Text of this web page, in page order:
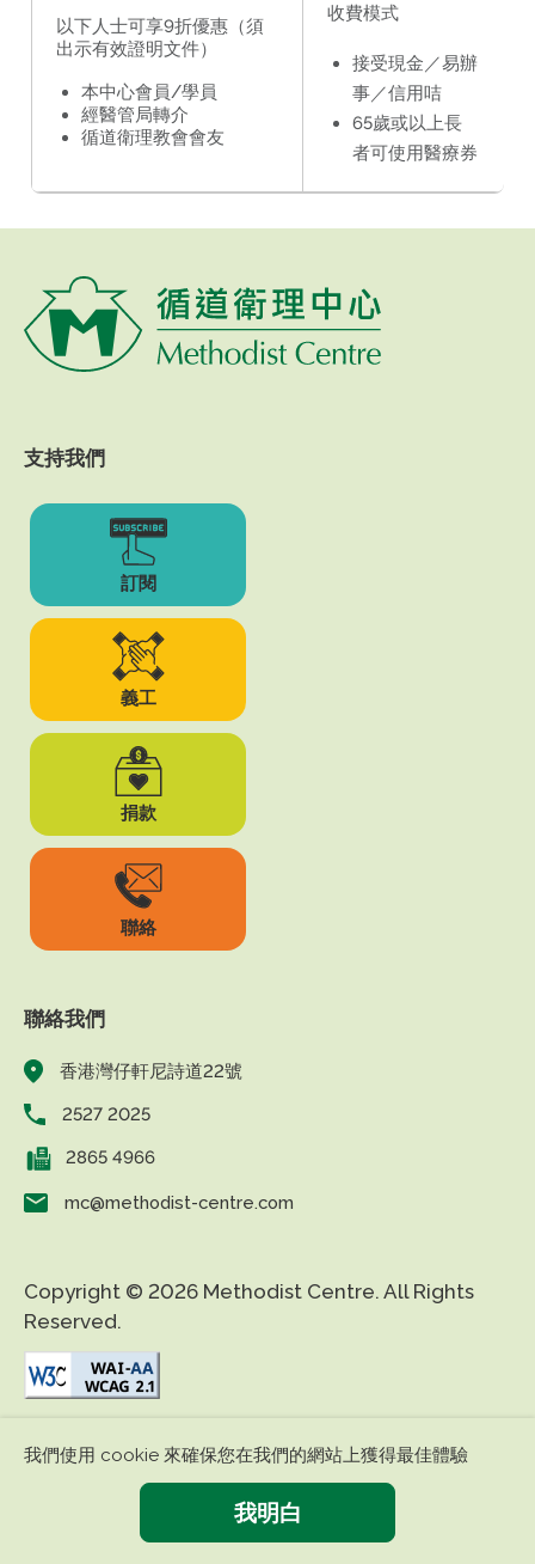
以下人士可享9折優惠（須
出示有效證明文件）
本中心會員/學員
經醫管局轉介
循道衛理教會會友
收費模式
接受現金／易辦
事／信用咭
65歲或以上長
者可使用醫療券
支持我們
訂閱
義工
捐款
聯絡
聯絡我們
香港灣仔軒尼詩道22號
2527 2025
2865 4966
mc@methodist-centre.com
Copyright © 2026 Methodist Centre. All Rights
Reserved.
我們使用 cookie 來確保您在我們的網站上獲得最佳體驗
我明白